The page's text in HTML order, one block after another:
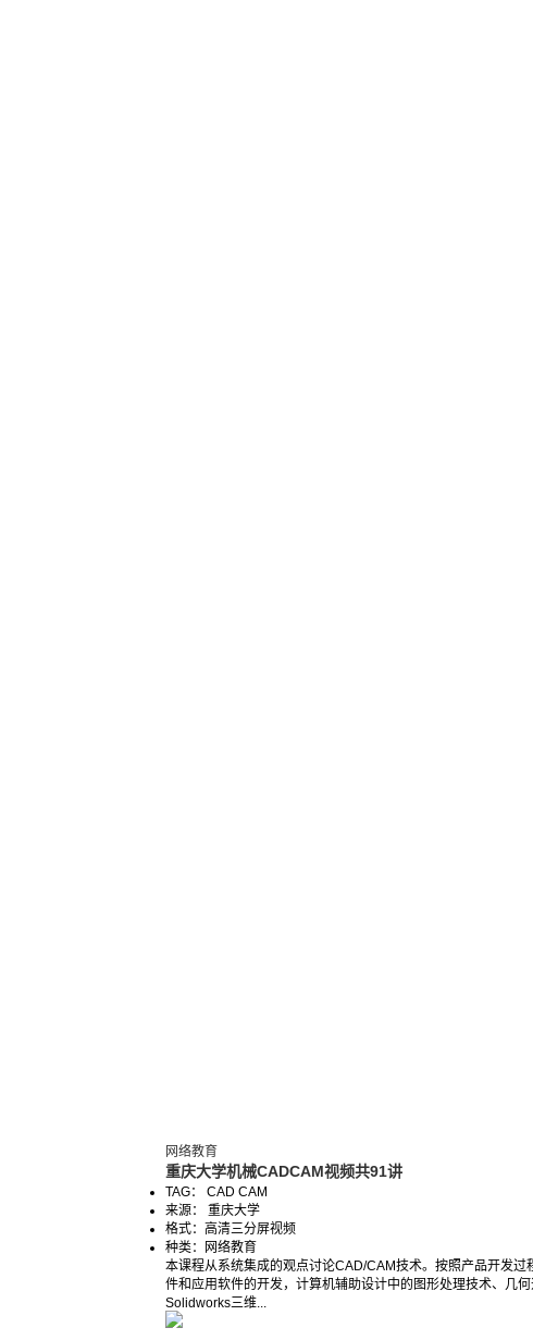
网络教育
重庆大学机械CADCAM视频共91讲
TAG： CAD CAM
来源： 重庆大学
格式： 高清三分屏视频
种类：
网络教育
本课程从系统集成的观点讨论CAD/CAM技术。按照产品开发
件和应用软件的开发，计算机辅助设计中的图形处理技术、几
Solidworks三维...